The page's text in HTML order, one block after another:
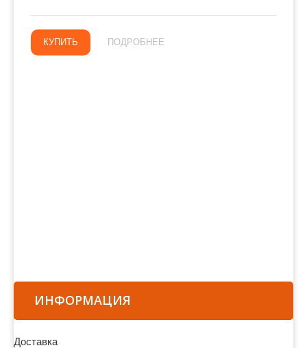
КУПИТЬ ПОДРОБНЕЕ
ИНФОРМАЦИЯ
Доставка